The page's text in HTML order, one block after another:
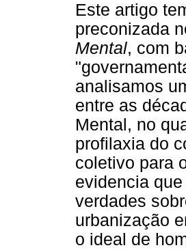
Este artigo
preconizada
Mental, com
analisamos
entre as
Mental, no
profilaxia do
coletivo para
evidencia
verdades
urbanização
o ideal de